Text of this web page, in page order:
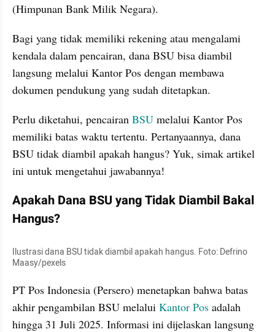
(Himpunan Bank Milik Negara).
Bagi yang tidak memiliki rekening atau mengalami
kendala dalam pencairan, dana BSU bisa diambil
langsung melalui Kantor Pos dengan membawa
dokumen pendukung yang sudah ditetapkan.
Perlu diketahui, pencairan BSU melalui Kantor Pos
memiliki batas waktu tertentu. Pertanyaannya, dana
BSU tidak diambil apakah hangus? Yuk, simak artikel
ini untuk mengetahui jawabannya!
Apakah Dana BSU yang Tidak Diambil Bakal
Hangus?
Ilustrasi dana BSU tidak diambil apakah hangus. Foto: Defrino
Maasy/pexels
PT Pos Indonesia (Persero) menetapkan bahwa batas
akhir pengambilan BSU melalui Kantor Pos adalah
hingga 31 Juli 2025. Informasi ini dijelaskan langsung